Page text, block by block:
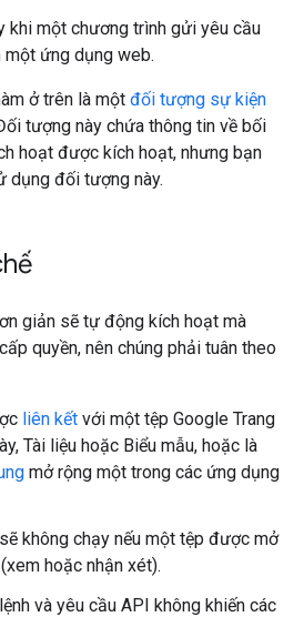
khi một chương trình gửi yêu cầu
một ứng dụng web.
ở trên là một đối tượng sự kiện
tượng này chứa thông tin về bối
hoạt được kích hoạt, nhưng bạn
dụng đối tượng này.
giản sẽ tự động kích hoạt mà
quyền, nên chúng phải tuân theo
liên kết với một tệp Google Trang
Tài liệu hoặc Biểu mẫu, hoặc là
mở rộng một trong các ứng dụng
không chạy nếu một tệp được mở
hoặc nhận xét).
và yêu cầu API không khiến các